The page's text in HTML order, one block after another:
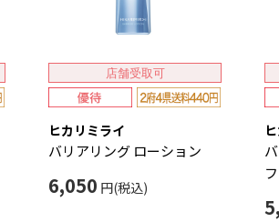
店舗受取可
ヒカリミライ
バリアリング ローション
6,050 円(税込)